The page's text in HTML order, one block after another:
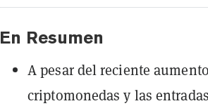
En Resumen
A pesar del reciente
criptomonedas y las